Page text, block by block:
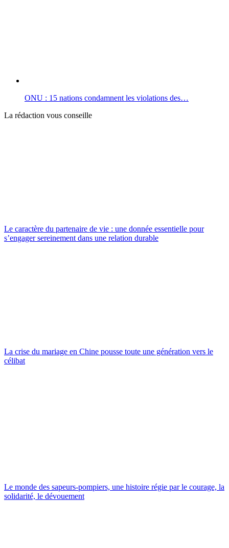
ONU : 15 nations condamnent les violations des…
La rédaction vous conseille
Le caractère du partenaire de vie : une donnée essentielle pour
s’engager sereinement dans une relation durable
La crise du mariage en Chine pousse toute une génération vers le
célibat
Le monde des sapeurs-pompiers, une histoire régie par le courage, la
solidarité, le dévouement